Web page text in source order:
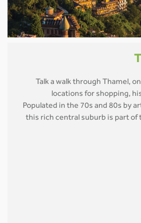
Talk a walk through Thamel,
locations for shopping,
Populated in the 70s and 80s by
this rich central suburb is part